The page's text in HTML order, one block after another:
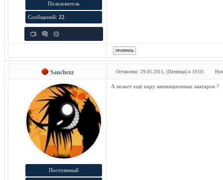
Пользователь
Сообщений: 22
Sanchezz Оставлено: 29.05.2015, (Пятница) в 19:03
Постоянный
А может ещё пару анимационных аватарок ?